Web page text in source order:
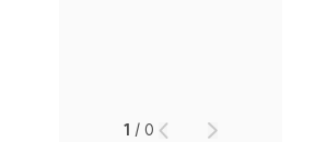
1 /0